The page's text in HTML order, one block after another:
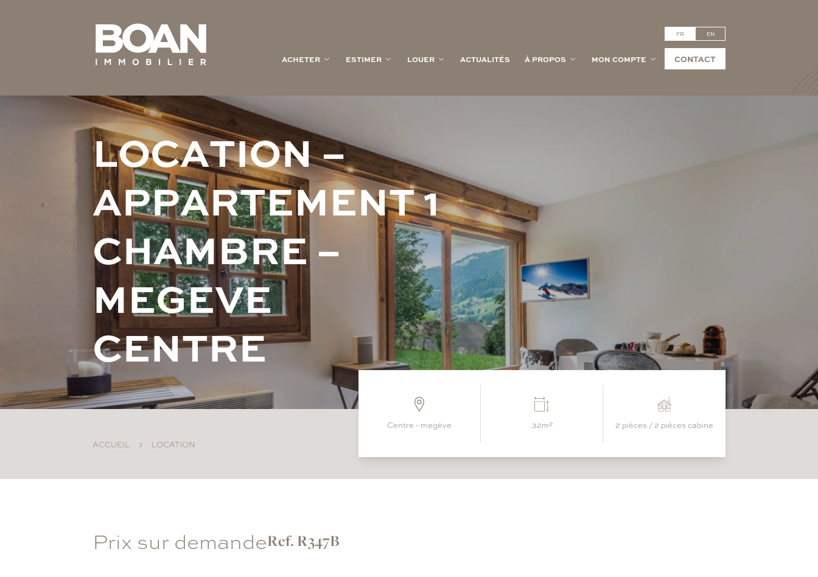
ACHETER ESTIMER LOUER ACTUALITÉS À PROPOS MON COMPTE
FR EN
CONTACT
LOCATION–
APPARTEMENT1
CHAMBRE–
MEGEVE
CENTRE
centre - megève 32m²
2 pièces / 2 pièces cabine
ACCUEIL
LOCATION
Prix sur demandeRef. R347B